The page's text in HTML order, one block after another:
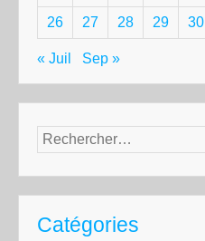
26 27 28 29 30
« Juil Sep »
Rechercher :
Catégories